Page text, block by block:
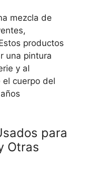
mezcla de
productos
una pintura
y al
cuerpo del
para
Otras